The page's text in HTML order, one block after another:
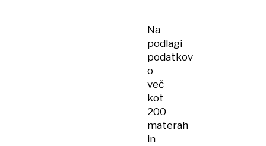
41
odstotkov
Na
podlagi
podatkov
o
več
kot
200
materah
in